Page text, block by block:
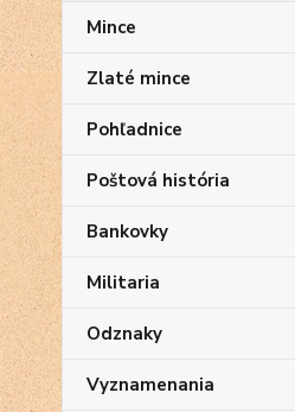
Mince
Zlaté mince
Pohľadnice
Poštová história
Bankovky
Militaria
Odznaky
Vyznamenania